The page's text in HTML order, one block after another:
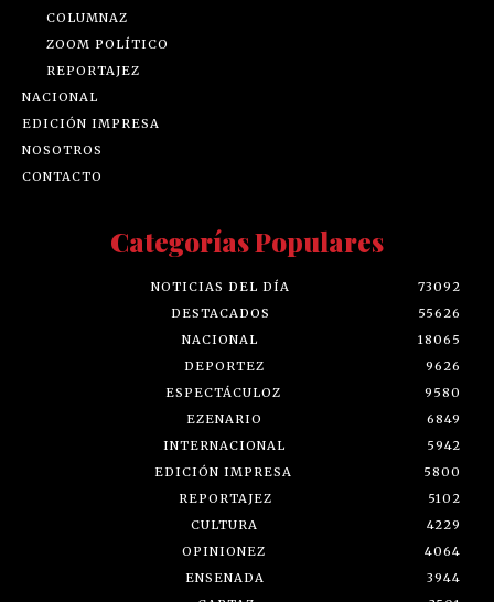
COLUMNAZ
ZOOM POLÍTICO
REPORTAJEZ
NACIONAL
EDICIÓN IMPRESA
NOSOTROS
CONTACTO
Categorías Populares
NOTICIAS DEL DÍA
73092
DESTACADOS
55626
NACIONAL
18065
DEPORTEZ
9626
ESPECTÁCULOZ
9580
EZENARIO
6849
INTERNACIONAL
5942
EDICIÓN IMPRESA
5800
REPORTAJEZ
5102
CULTURA
4229
OPINIONEZ
4064
ENSENADA
3944